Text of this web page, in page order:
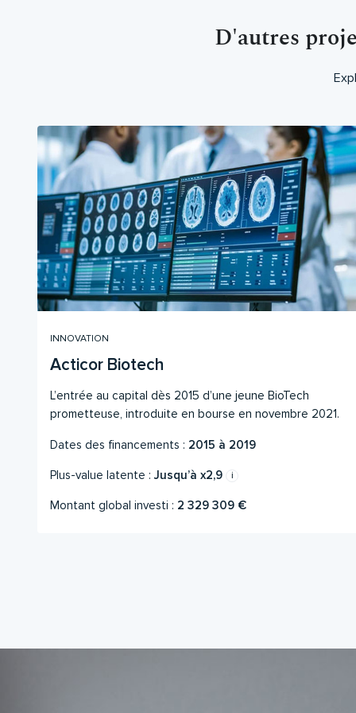
D'autres
INNOVATION
Acticor Biotech
L’entrée au capital dès 2015 d’une jeune BioTech
prometteuse, introduite en bourse en novembre 2021.
Dates des financements : 2015 à 2019
Plus-value latente : Jusqu’à x2,9
Montant global investi : 2 329 309 €